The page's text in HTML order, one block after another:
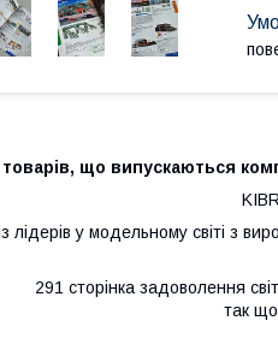
товарів, що випускаються
лідерів у модельному світі з
291 сторінка задоволення
так